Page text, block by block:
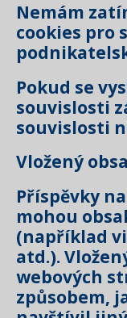
Nemám
cookies pro
Pokud se
souvislosti
souvislosti
Vložený
Příspěvky
mohou
(například
atd.).
webových
způsobem,